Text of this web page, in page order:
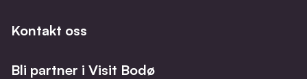
Kontakt oss
Bli partner i Visit Bodø